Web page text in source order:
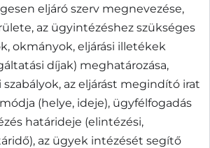
eljáró szerv megnevezése,
az ügyintézéshez szükséges
okmányok, eljárási illetékek
díjak) meghatározása,
szabályok, az eljárást megindító irat
(helye, ideje), ügyfélfogadás
határideje (elintézési,
az ügyek intézését segítő